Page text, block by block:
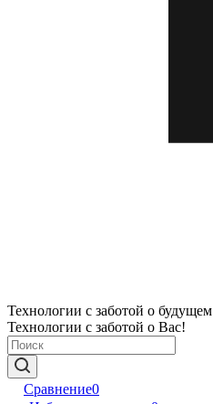
Технологии с заботой о будущем
Технологии с заботой о Вас!
Сравнение0